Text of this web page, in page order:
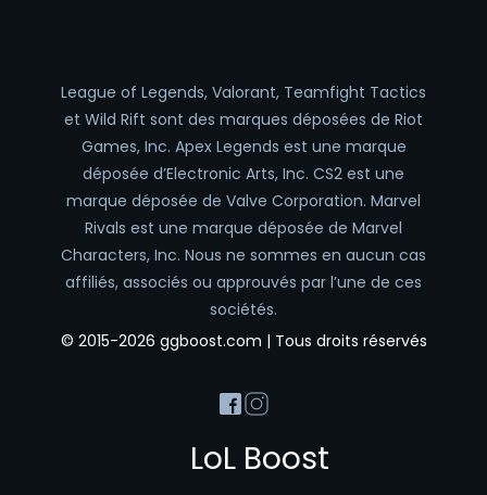
League of Legends, Valorant, Teamfight Tactics
et Wild Rift sont des marques déposées de Riot
Games, Inc. Apex Legends est une marque
déposée d’Electronic Arts, Inc. CS2 est une
marque déposée de Valve Corporation. Marvel
Rivals est une marque déposée de Marvel
Characters, Inc. Nous ne sommes en aucun cas
affiliés, associés ou approuvés par l’une de ces
sociétés.
© 2015-2026 ggboost.com | Tous droits réservés
LoL Boost